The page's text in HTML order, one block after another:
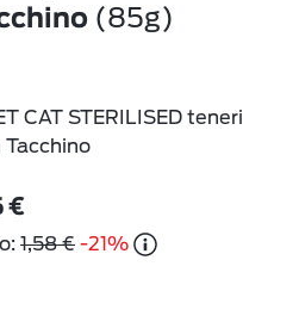
(85g)
CAT STERILISED teneri
€
1,58 € -21%